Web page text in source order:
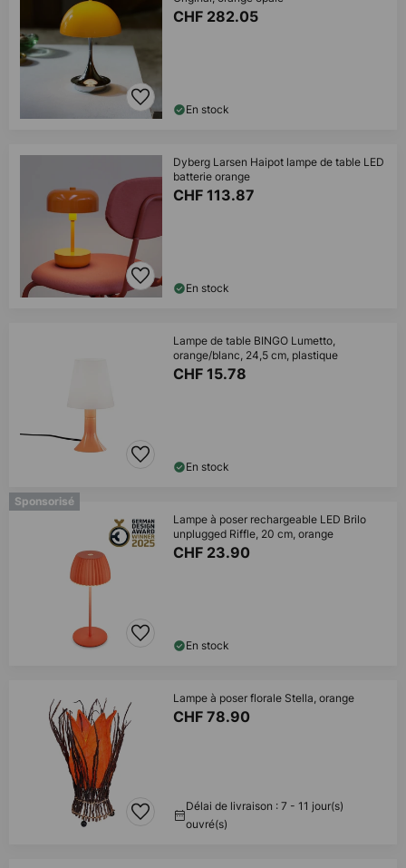
CHF 282.05
En stock
Dyberg Larsen Haipot lampe de table LED
batterie orange
CHF 113.87
En stock
Lampe de table BINGO Lumetto,
orange/blanc, 24,5 cm, plastique
CHF 15.78
En stock
Sponsorisé
Lampe à poser rechargeable LED Brilo
unplugged Riffle, 20 cm, orange
CHF 23.90
En stock
Lampe à poser florale Stella, orange
CHF 78.90
Délai de livraison : 7 - 11 jour(s)
ouvré(s)